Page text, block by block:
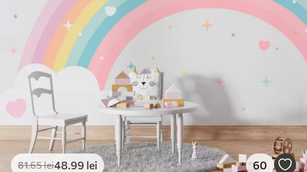
81.65lei48 .99 lei 60